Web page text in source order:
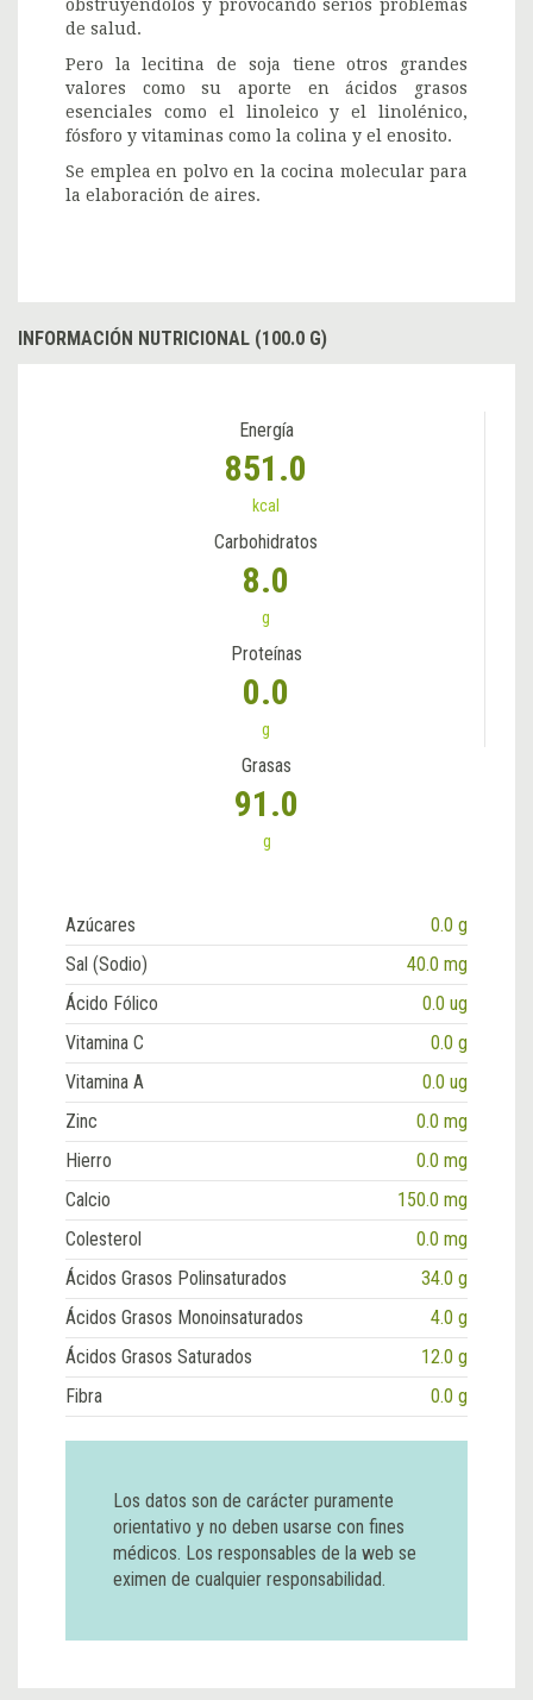
obstruyéndolos y provocando serios problemas
de salud.
Pero la lecitina de soja tiene otros grandes
valores como su aporte en ácidos grasos
esenciales como el linoleico y el linolénico,
fósforo y vitaminas como la colina y el enosito.
Se emplea en polvo en la cocina molecular para
la elaboración de aires.
INFORMACIÓN NUTRICIONAL (100.0 G)
Energía
851.0
kcal
Carbohidratos
8.0
g
Proteínas
0.0
g
Grasas
91.0
g
Azúcares
0.0 g
Sal (Sodio)
40.0 mg
Ácido Fólico
0.0 ug
Vitamina C
0.0 g
Vitamina A
0.0 ug
Zinc
0.0 mg
Hierro
0.0 mg
Calcio
150.0 mg
Colesterol
0.0 mg
Ácidos Grasos Polinsaturados
34.0 g
Ácidos Grasos Monoinsaturados
4.0 g
Ácidos Grasos Saturados
12.0 g
Fibra
0.0 g
Los datos son de carácter puramente
orientativo y no deben usarse con fines
médicos. Los responsables de la web se
eximen de cualquier responsabilidad.